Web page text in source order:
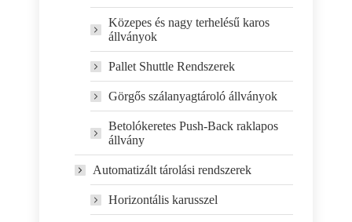
Közepes és nagy terhelésű karos
állványok
Pallet Shuttle Rendszerek
Görgős szálanyagtároló állványok
Betolókeretes Push-Back raklapos
állvány
Automatizált tárolási rendszerek
Horizontális karusszel